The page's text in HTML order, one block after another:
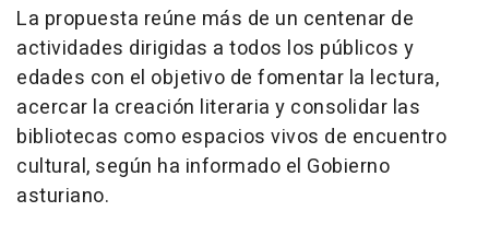
La propuesta reúne más de un centenar de
actividades dirigidas a todos los públicos y
edades con el objetivo de fomentar la lectura,
acercar la creación literaria y consolidar las
bibliotecas como espacios vivos de encuentro
cultural, según ha informado el Gobierno
asturiano.